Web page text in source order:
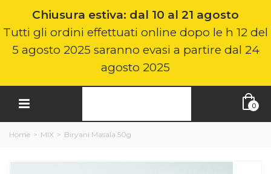
Chiusura estiva: dal 10 al 21 agosto
Tutti gli ordini effettuati online dopo le h 12 del
5 agosto 2025 saranno evasi a partire dal 24
agosto 2025
0
Home > MIX > Biryani Masala 50g